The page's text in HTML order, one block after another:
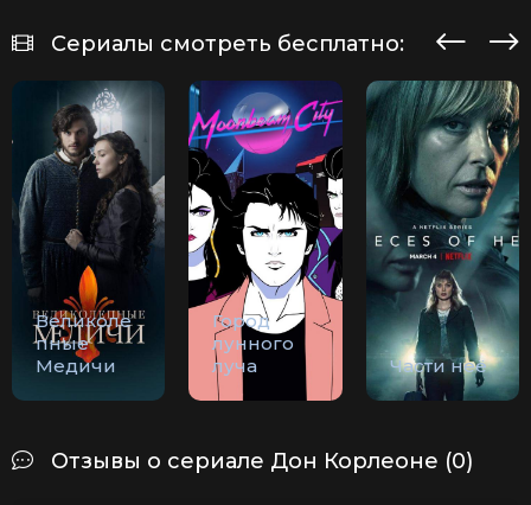
Сериалы смотреть бесплатно:
Великоле
пные
Медичи
Город
лунного
луча
Части неё
Отзывы о сериале Дон Корлеоне (0)